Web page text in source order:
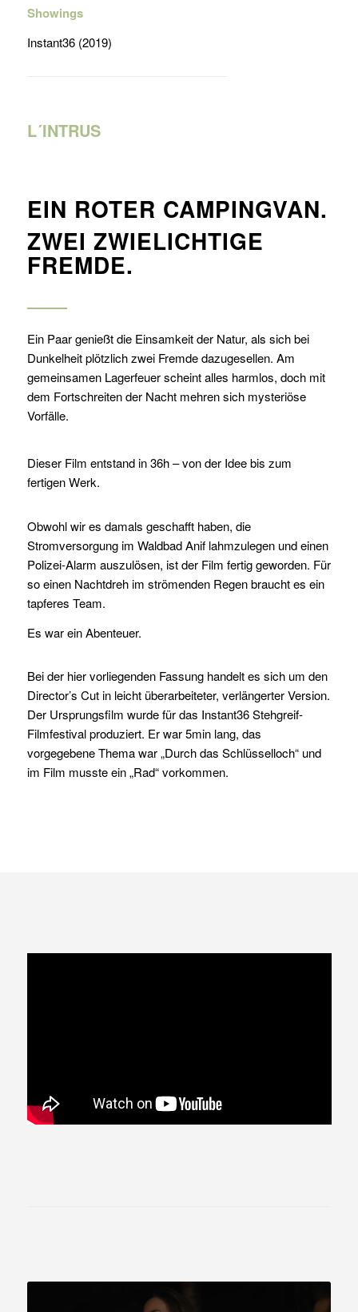
Showings
Instant36 (2019)
L´INTRUS
EIN ROTER CAMPINGVAN.
ZWEI ZWIELICHTIGE
FREMDE.
Ein Paar genießt die Einsamkeit der Natur, als sich bei
Dunkelheit plötzlich zwei Fremde dazugesellen. Am
gemeinsamen Lagerfeuer scheint alles harmlos, doch mit
dem Fortschreiten der Nacht mehren sich mysteriöse
Vorfälle.
Dieser Film entstand in 36h – von der Idee bis zum
fertigen Werk.
Obwohl wir es damals geschafft haben, die
Stromversorgung im Waldbad Anif lahmzulegen und einen
Polizei-Alarm auszulösen, ist der Film fertig geworden. Für
so einen Nachtdreh im strömenden Regen braucht es ein
tapferes Team.
Es war ein Abenteuer.
Bei der hier vorliegenden Fassung handelt es sich um den
Director’s Cut in leicht überarbeiteter, verlängerter Version.
Der Ursprungsfilm wurde für das Instant36 Stehgreif-
Filmfestival produziert. Er war 5min lang, das
vorgegebene Thema war „Durch das Schlüsselloch“ und
im Film musste ein „Rad“ vorkommen.